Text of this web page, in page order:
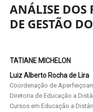
ANÁLISE DOS
DE GESTÃO
TATIANE MICHELON
Luiz Alberto Rocha de Lira
Coordenação de
Diretoria de Educação a
Cursos em Educação a